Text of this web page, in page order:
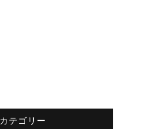
カテゴリー